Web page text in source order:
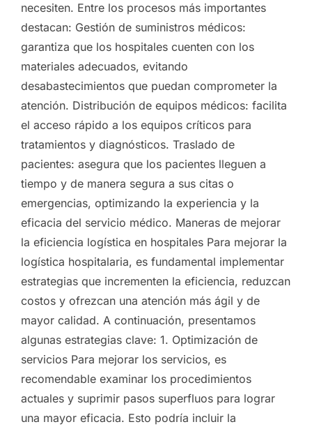
necesiten. Entre los procesos más importantes
destacan: Gestión de suministros médicos:
garantiza que los hospitales cuenten con los
materiales adecuados, evitando
desabastecimientos que puedan comprometer la
atención. Distribución de equipos médicos: facilita
el acceso rápido a los equipos críticos para
tratamientos y diagnósticos. Traslado de
pacientes: asegura que los pacientes lleguen a
tiempo y de manera segura a sus citas o
emergencias, optimizando la experiencia y la
eficacia del servicio médico. Maneras de mejorar
la eficiencia logística en hospitales Para mejorar la
logística hospitalaria, es fundamental implementar
estrategias que incrementen la eficiencia, reduzcan
costos y ofrezcan una atención más ágil y de
mayor calidad. A continuación, presentamos
algunas estrategias clave: 1. Optimización de
servicios Para mejorar los servicios, es
recomendable examinar los procedimientos
actuales y suprimir pasos superfluos para lograr
una mayor eficacia. Esto podría incluir la